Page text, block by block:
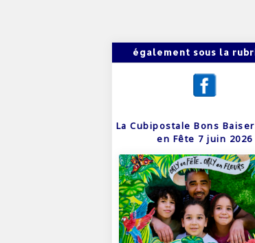
également sous la
La Cubipostale Bons
en Fête 7 juin 2026